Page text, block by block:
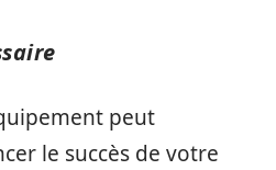
peut
le succès de votre